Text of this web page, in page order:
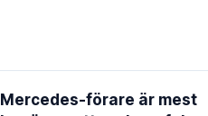
Mercedes-förare är mest